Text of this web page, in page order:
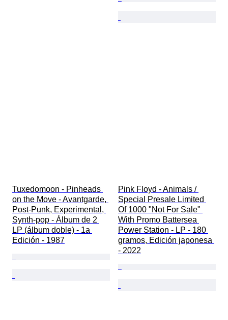
Tuxedomoon - Pinheads
on the Move - Avantgarde,
Post-Punk, Experimental,
Synth-pop - Álbum de 2
LP (álbum doble) - 1a
Edición - 1987
Pink Floyd - Animals /
Special Presale Limited
Of 1000 "Not For Sale"
With Promo Battersea
Power Station - LP - 180
gramos, Edición japonesa
- 2022